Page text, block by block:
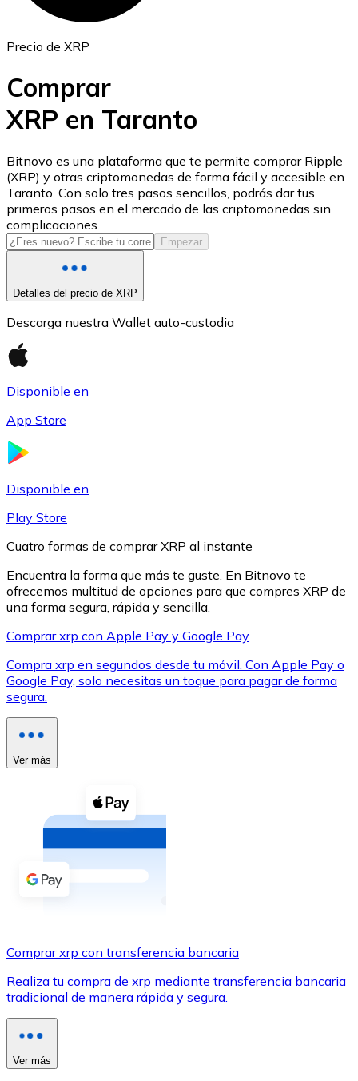
USD Coin
USDC
Litecoin
LTC
Ver todo
Compra criptomonedas con efectivo en tu tienda más
Comprar con efectivo
Transferencia SEPA
Añade fondos a tu cuenta Bitnovo o realiza compras
Comprar con Transferencia
Utiliza tarjetas Visa y Mastercard para comprar
Comprar con tarjeta
Tienda - Tarjetas regalo
Nuevo
Compra tarjetas regalo de tus marcas favoritas con
Precio de XRP
Comprar
XRP en Taranto
Bitnovo es una plataforma que te permite comprar Ripple
(XRP) y otras criptomonedas de forma fácil y accesible en
Taranto. Con solo tres pasos sencillos, podrás dar tus
primeros pasos en el mercado de las criptomonedas sin
complicaciones.
Empezar
Detalles del precio de XRP
Descarga nuestra Wallet auto-custodia
Disponible en
App Store
Disponible en
Play Store
Cuatro formas de comprar XRP al instante
Encuentra la forma que más te guste. En Bitnovo te
ofrecemos multitud de opciones para que compres XRP de
una forma segura, rápida y sencilla.
Comprar xrp con Apple Pay y Google Pay
Compra xrp en segundos desde tu móvil. Con Apple Pay o
Google Pay, solo necesitas un toque para pagar de forma
segura.
Ver más
Comprar xrp con transferencia bancaria
Realiza tu compra de xrp mediante transferencia bancaria
tradicional de manera rápida y segura.
Ver más